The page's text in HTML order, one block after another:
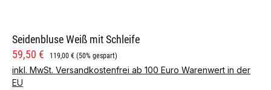
Seidenbluse Weiß mit Schleife
Verkaufspreis:
59,50 € Regulärer Preis:
119,00 € (50% gespart)
inkl. MwSt. Versandkostenfrei ab 100 Euro Warenwert in der
EU